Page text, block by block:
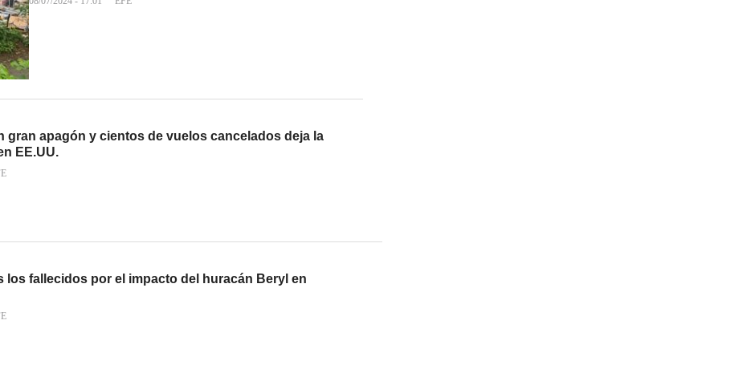
gran apagón y cientos de vuelos cancelados deja la
EE.UU.
los fallecidos por el impacto del huracán Beryl en